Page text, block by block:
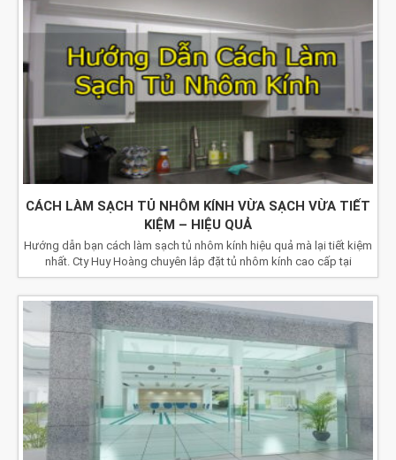
CÁCH LÀM SẠCH TỦ NHÔM KÍNH VỪA SẠCH VỪA TIẾT
KIỆM – HIỆU QUẢ
Hướng dẫn bạn cách làm sạch tủ nhôm kính hiệu quả mà lại tiết kiệm
nhất. Cty Huy Hoàng chuyên lắp đặt tủ nhôm kính cao cấp tại
TPHCM.